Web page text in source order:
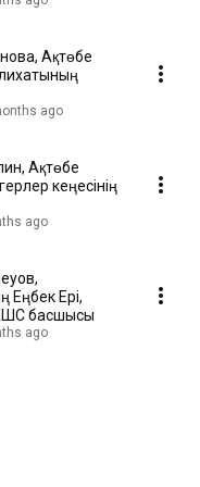
Ақтөбе
ago
Ақтөбе
кеңесінің
ago
Еңбек Ері,
басшысы
ago